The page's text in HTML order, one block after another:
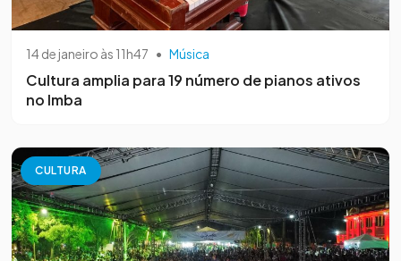
14 de janeiro às 11h47 • Música
Cultura amplia para 19 número de pianos ativos
no Imba
CULTURA